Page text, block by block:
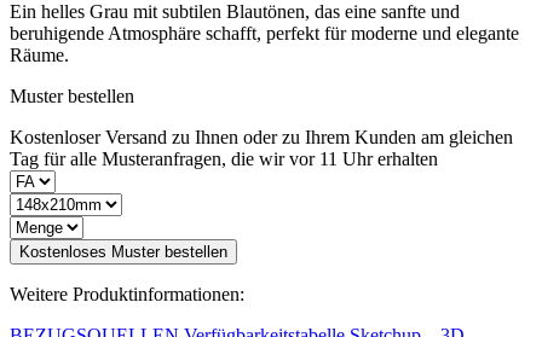
Ein helles Grau mit subtilen Blautönen, das eine sanfte und
beruhigende Atmosphäre schafft, perfekt für moderne und elegante
Räume.
Muster bestellen
Kostenloser Versand zu Ihnen oder zu Ihrem Kunden am gleichen
Tag für alle Musteranfragen, die wir vor 11 Uhr erhalten
Kostenloses Muster bestellen
Weitere Produktinformationen: